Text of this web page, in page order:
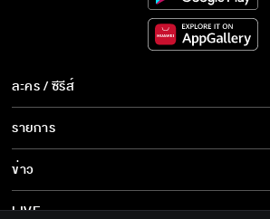
ละคร / ซีรีส์
ละคร/ซีรีส์
ซีรีส์นานาชาติ
การ์ตูน & เกม
รายการ
รายการทั้งหมด
ข่าว
ข่าวทั้งหมด
LIVE